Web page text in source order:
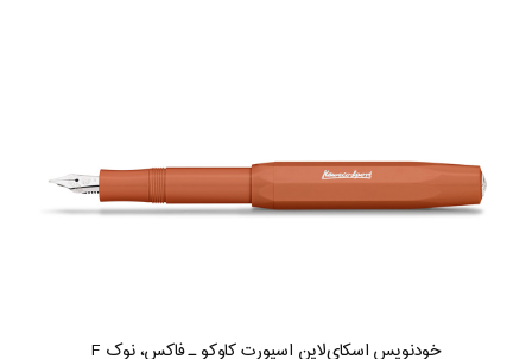
خودنویس اسکای‌لاین اسپورت کاوکو ـ فاکس، نوک F